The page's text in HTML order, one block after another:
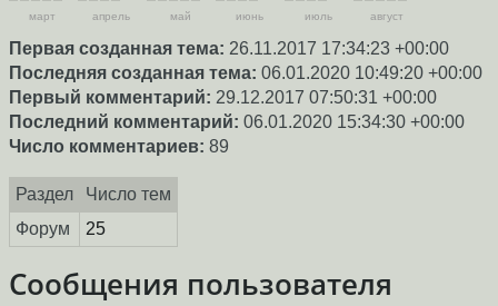
март апрель май июнь июль август
Первая созданная тема: 26.11.2017 17:34:23 +00:00
Последняя созданная тема: 06.01.2020 10:49:20 +00:00
Первый комментарий: 29.12.2017 07:50:31 +00:00
Последний комментарий: 06.01.2020 15:34:30 +00:00
Число комментариев: 89
Раздел
Число тем
Форум
25
Сообщения пользователя